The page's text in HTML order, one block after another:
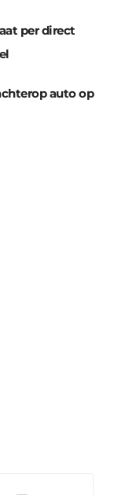
per direct
auto op